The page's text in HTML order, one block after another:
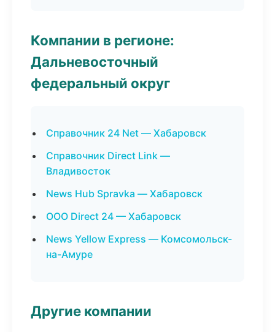
Компании в регионе:
Дальневосточный
федеральный округ
Справочник 24 Net — Хабаровск
Справочник Direct Link —
Владивосток
News Hub Spravka — Хабаровск
ООО Direct 24 — Хабаровск
News Yellow Express — Комсомольск-
на-Амуре
Другие компании